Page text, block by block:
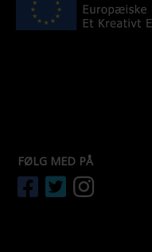
FØLG MED PÅ